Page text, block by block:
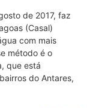
de 2017, faz
(Casal)
com mais
método é o
que está
do Antares,